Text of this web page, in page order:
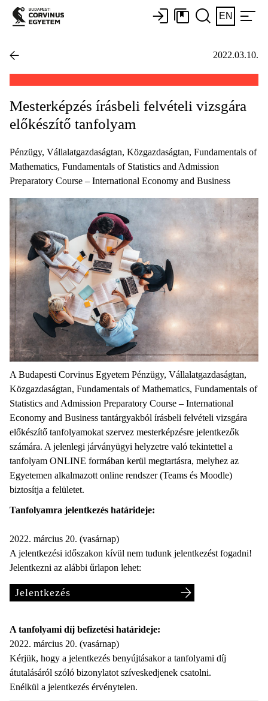
EN
2022.03.10.
Mesterképzés írásbeli felvételi vizsgára
előkészítő tanfolyam
Pénzügy, Vállalatgazdaságtan, Közgazdaságtan, Fundamentals of
Mathematics, Fundamentals of Statistics and Admission
Preparatory Course – International Economy and Business
A Budapesti Corvinus Egyetem Pénzügy, Vállalatgazdaságtan,
Közgazdaságtan, Fundamentals of Mathematics, Fundamentals of
Statistics and Admission Preparatory Course – International
Economy and Business tantárgyakból írásbeli felvételi vizsgára
előkészítő tanfolyamokat szervez mesterképzésre jelentkezők
számára. A jelenlegi járványügyi helyzetre való tekintettel a
tanfolyam ONLINE formában kerül megtartásra, melyhez az
Egyetemen alkalmazott online rendszer (Teams és Moodle)
biztosítja a felületet.
Tanfolyamra jelentkezés határideje:
2022. március 20. (vasárnap)
A jelentkezési időszakon kívül nem tudunk jelentkezést fogadni!
Jelentkezni az alábbi űrlapon lehet:
Jelentkezés
A tanfolyami díj befizetési határideje:
2022. március 20. (vasárnap)
Kérjük, hogy a jelentkezés benyújtásakor a tanfolyami díj
átutalásáról szóló bizonylatot szíveskedjenek csatolni.
Enélkül a jelentkezés érvénytelen.